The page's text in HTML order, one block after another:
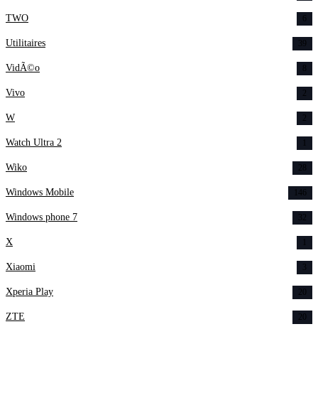
TWO 6
Utilitaires 39
VidÃ©o 8
Vivo 2
W 2
Watch Ultra 2
Wiko 28
Windows Mobile 146
Windows phone 7 32
X
Xiaomi 3
Xperia Play 20
ZTE 20